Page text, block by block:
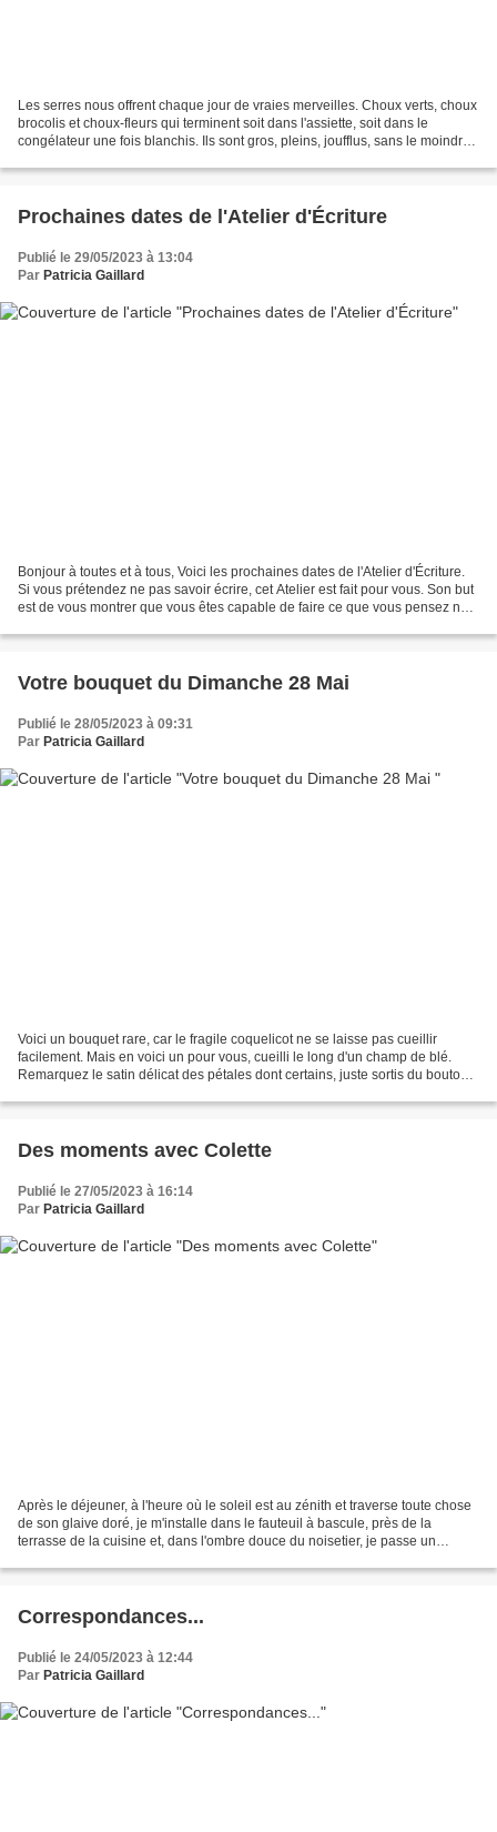
Les serres nous offrent chaque jour de vraies merveilles. Choux verts, choux
brocolis et choux-fleurs qui terminent soit dans l'assiette, soit dans le
congélateur une fois blanchis. Ils sont gros, pleins, joufflus, sans le moindre
Prochaines dates de l'Atelier d'Écriture
Publié le 29/05/2023 à 13:04
Par Patricia Gaillard
Bonjour à toutes et à tous, Voici les prochaines dates de l'Atelier d'Écriture.
Si vous prétendez ne pas savoir écrire, cet Atelier est fait pour vous. Son but
est de vous montrer que vous êtes capable de faire ce que vous pensez ne
Votre bouquet du Dimanche 28 Mai
Publié le 28/05/2023 à 09:31
Par Patricia Gaillard
Voici un bouquet rare, car le fragile coquelicot ne se laisse pas cueillir
facilement. Mais en voici un pour vous, cueilli le long d'un champ de blé.
Remarquez le satin délicat des pétales dont certains, juste sortis du bouton,
Des moments avec Colette
Publié le 27/05/2023 à 16:14
Par Patricia Gaillard
Après le déjeuner, à l'heure où le soleil est au zénith et traverse toute chose
de son glaive doré, je m'installe dans le fauteuil à bascule, près de la
terrasse de la cuisine et, dans l'ombre douce du noisetier, je passe un
Correspondances...
Publié le 24/05/2023 à 12:44
Par Patricia Gaillard